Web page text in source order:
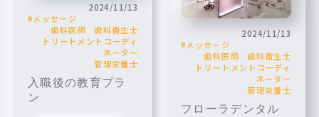
2024/11/13
メッセージ
歯科医師
歯科衛生士
トリートメントコーディ
ネーター
管理栄養士
入職後の教育プラ
ン
2024/11/13
メッセージ
歯科医師
歯科衛生士
トリートメントコーディ
ネーター
管理栄養士
フローラデンタル